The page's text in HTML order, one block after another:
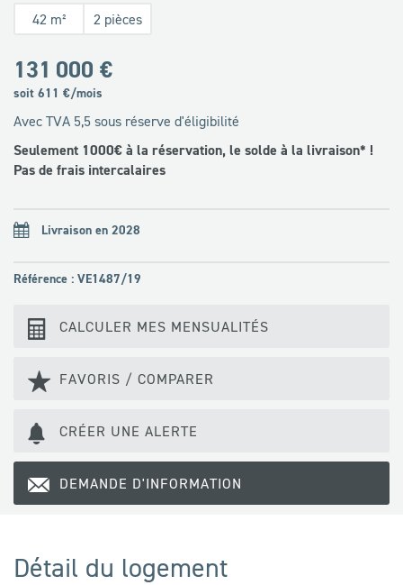
42 m² 2 pièces
131 000 €
soit 611 €/mois
Avec TVA 5,5 sous réserve d'éligibilité
Seulement 1000€ à la réservation, le solde à la livraison* !
Pas de frais intercalaires
Livraison en 2028
Référence : VE1487/19
CALCULER MES MENSUALITÉS
FAVORIS / COMPARER
CRÉER UNE ALERTE
DEMANDE D'INFORMATION
Détail du logement